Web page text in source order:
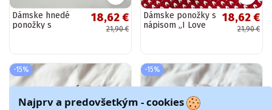
Dámske hnedé
ponožky s
18,62 €
21,90 €
Dámske ponožky s
nápisom „I Love
18,62 €
21,90 €
-15% -15%
Najprv a predovšetkým - cookies